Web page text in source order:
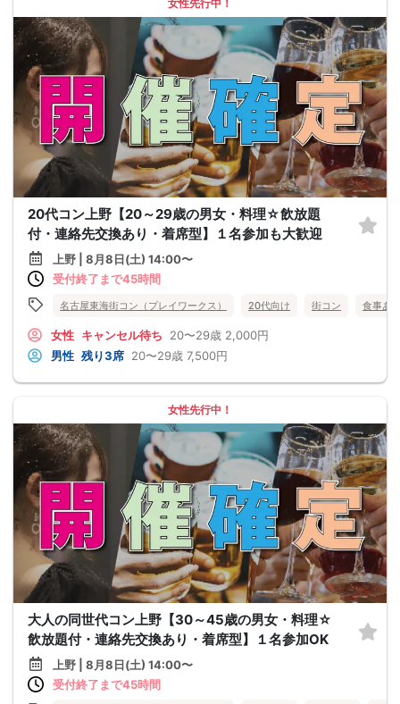
女性先行中！
20代コン上野【20～29歳の男女・料理☆飲放題
付・連絡先交換あり・着席型】１名参加も大歓迎
上野 | 8月8日(土) 14:00〜
受付終了まで45時間
名古屋東海街コン（プレイワークス） 20代向け 街コン 食事あ
女性 キャンセル待ち 20〜29歳 2,000円
男性 残り3席 20〜29歳 7,500円
女性先行中！
大人の同世代コン上野【30～45歳の男女・料理☆
飲放題付・連絡先交換あり・着席型】１名参加OK
上野 | 8月8日(土) 14:00〜
受付終了まで45時間